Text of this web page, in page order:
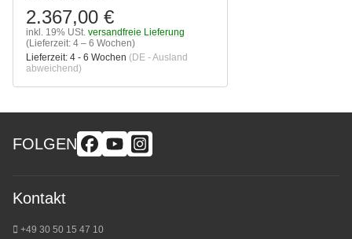
2.367,00 €
inkl. 19% USt. versandfreie Lieferung
(Lieferzeit: 4 – 6 Wochen)
Lieferzeit: 4 - 6 Wochen (DE - Ausland
abweichend)
FOLGEN
Kontakt
+49 30 50 15 47 10